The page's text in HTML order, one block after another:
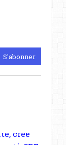
créé
CPE,
dans